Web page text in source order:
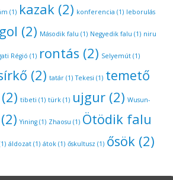
(1) kazak(2) konferencia (1) leborulás
(2) Második falu (1) Negyedik falu (1) niru
Régió (1) rontás (2) Selyemút(1)
(2) tatár(1) Tekesi (1) temető
(2) tibeti (1) türk(1) ujgur(2) Wusun-
(2) Yining(1) Zhaosu (1) Ötödik falu
áldozat(1) átok(1) őskultusz (1) ősök(2)